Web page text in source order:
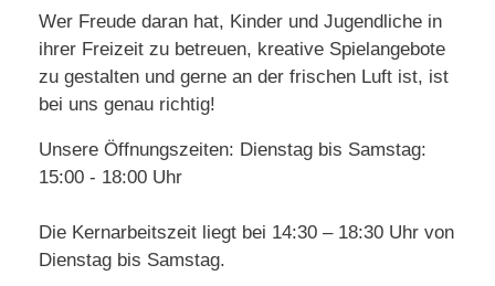
Wer Freude daran hat, Kinder und Jugendliche in
ihrer Freizeit zu betreuen, kreative Spielangebote
zu gestalten und gerne an der frischen Luft ist, ist
bei uns genau richtig!
Unsere Öffnungszeiten: Dienstag bis Samstag:
15:00 - 18:00 Uhr
Die Kernarbeitszeit liegt bei 14:30 – 18:30 Uhr von
Dienstag bis Samstag.